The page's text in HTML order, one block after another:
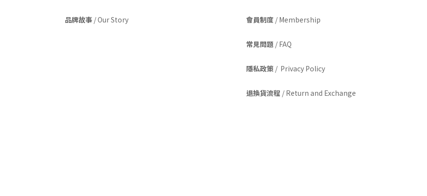
品牌故事 /Our Story 會員制度 / Membership
常見問題 / FAQ
隱私政策 / Privacy Policy
退換貨流程 / Return and Exchange